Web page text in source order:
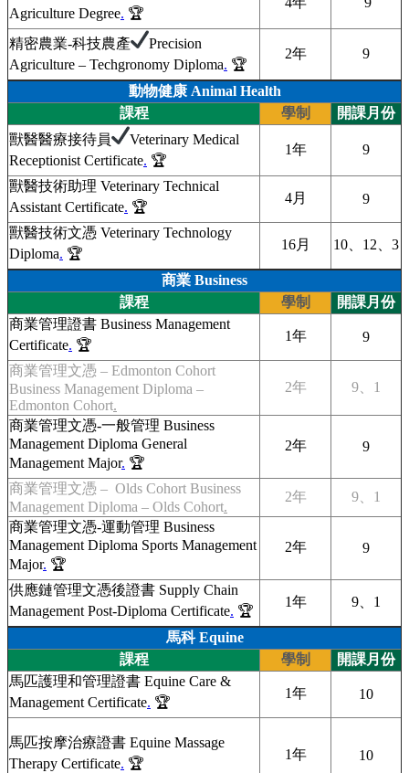
Agriculture Degree. 🏆
精密農業-科技農產
Precision
Agriculture – Techgronomy Diploma. 🏆
2年 9
動物健康 Animal Health
課程
學制
開課月份
獸醫醫療接待員
Veterinary Medical
Receptionist Certificate. 🏆
1年 9
獸醫技術助理 Veterinary Technical
Assistant Certificate. 🏆
4月 9
獸醫技術文憑 Veterinary Technology
Diploma. 🏆
16月 10、12、3
商業 Business
課程
學制
開課月份
商業管理證書 Business Management
Certificate. 🏆
1年 9
商業管理文憑 – Edmonton Cohort
Business Management Diploma –
Edmonton Cohort.
2年 9、1
商業管理文憑-一般管理 Business
Management Diploma General
Management Major. 🏆
2年 9
商業管理文憑 – Olds Cohort Business
Management Diploma – Olds Cohort.
2年
9、1
商業管理文憑-運動管理 Business
Management Diploma Sports Management
Major. 🏆
2年 9
供應鏈管理文憑後證書 Supply Chain
Management Post-Diploma Certificate. 🏆
1年 9、1
馬科 Equine
課程
學制
開課月份
馬匹護理和管理證書 Equine Care &
Management Certificate. 🏆
1年 10
馬匹按摩治療證書 Equine Massage
Therapy Certificate. 🏆
1年 10